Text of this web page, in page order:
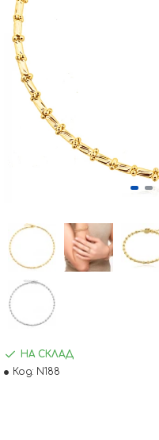
НА СКЛАД
Код: N188